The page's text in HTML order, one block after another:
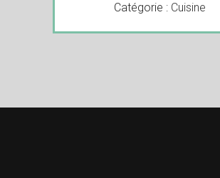
Catégorie : Cuisine